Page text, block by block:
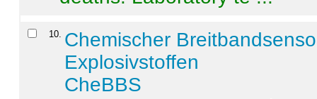
10 Chemischer
Explosivstoffen
CheBBS